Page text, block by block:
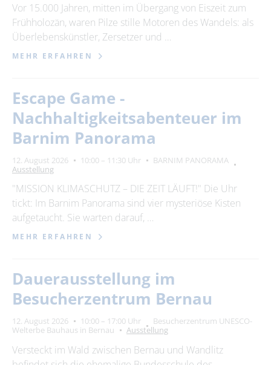
Vor 15.000 Jahren, mitten im Übergang von Eiszeit zum
Frühholozän, waren Pilze stille Motoren des Wandels: als
Überlebenskünstler, Zersetzer und …
MEHR ERFAHREN
Escape Game -
Nachhaltigkeitsabenteuer im
Barnim Panorama
12. August 2026 10:00 – 11:30 Uhr
BARNIM PANORAMA
Ausstellung
"MISSION KLIMASCHUTZ – DIE ZEIT LÄUFT!" Die Uhr
tickt: Im Barnim Panorama sind vier mysteriöse Kisten
aufgetaucht. Sie warten darauf, …
MEHR ERFAHREN
Dauerausstellung im
Besucherzentrum Bernau
12. August 2026 10:00 – 17:00 Uhr
Besucherzentrum UNESCO-
Welterbe Bauhaus in Bernau
Ausstellung
Versteckt im Wald zwischen Bernau und Wandlitz